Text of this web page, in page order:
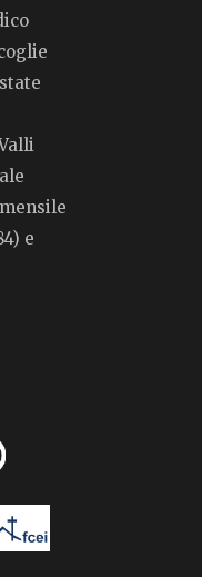
e